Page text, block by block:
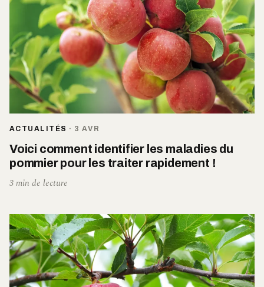
ACTUALITÉS · 3 AVR
Voici comment identifier les maladies du
pommier pour les traiter rapidement !
3 min de lecture